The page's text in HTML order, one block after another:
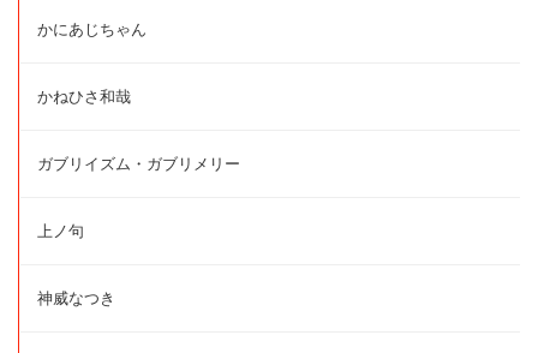
かにあじちゃん
かねひさ和哉
ガブリイズム・ガブリメリー
上ノ句
神威なつき